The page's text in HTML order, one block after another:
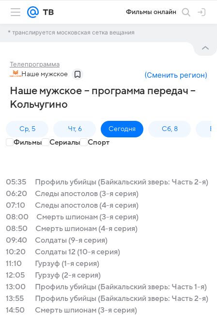
Фильмы онлайн
* транслируется московская сетка вещания
Телепрограмма
Наше мужское (Сменить регион)
Наше мужское – программа передач –
Кольчугино
Ср, 5 Чт, 6 Сегодня Сб, 8
Фильмы Сериалы Спорт
05:35
Профиль убийцы (Байкальский зверь: Часть 2-я)
06:20
Следы апостолов (3-я серия)
07:10
Следы апостолов (4-я серия)
08:00
Смерть шпионам (3-я серия)
08:50
Смерть шпионам (4-я серия)
09:40
Солдаты (9-я серия)
10:20
Солдаты 12 (10-я серия)
11:10
Гурзуф (1-я серия)
12:05
Гурзуф (2-я серия)
13:00
Профиль убийцы (Байкальский зверь: Часть 1-я)
13:55
Профиль убийцы (Байкальский зверь: Часть 2-я)
14:50
Смерть шпионам (3-я серия)